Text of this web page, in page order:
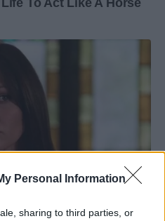
Personal Information
sharing to third parties, or